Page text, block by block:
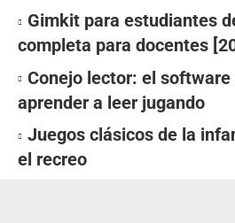
Gimkit para estudiantes
completa para docentes
Conejo lector: el
aprender a leer jugando
Juegos clásicos de la
el recreo